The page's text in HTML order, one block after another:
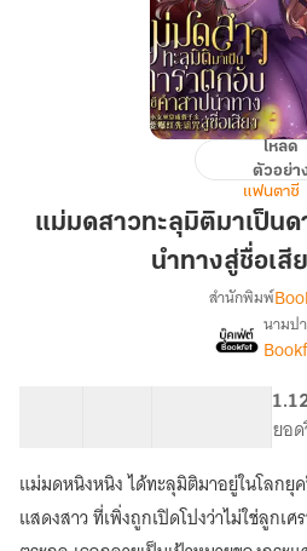
แม่มด
ทะลุ
มิติ
มา
ใช้
สาป
นำทาง
สู่
ชื่อ
โหลด
ตัวอย่า
แฟนตาซี
แม่มดสาวทะลุมิติมาเป็นด
นำทางสู่ชื่อเสี
เรื่อง
แม่
สาว
ทะลุ
มิติ
มา
เป็น
ดารา
ตก
สำนักพิมพ์
นามป
ยอ
แม่มดหนิงหนิง ได้ทะลุมิติมาอยู่ในโลกยุ
แสดงสาว ที่เพิ่งถูกเปิดโปงว่าไม่ใช่ลูกเ